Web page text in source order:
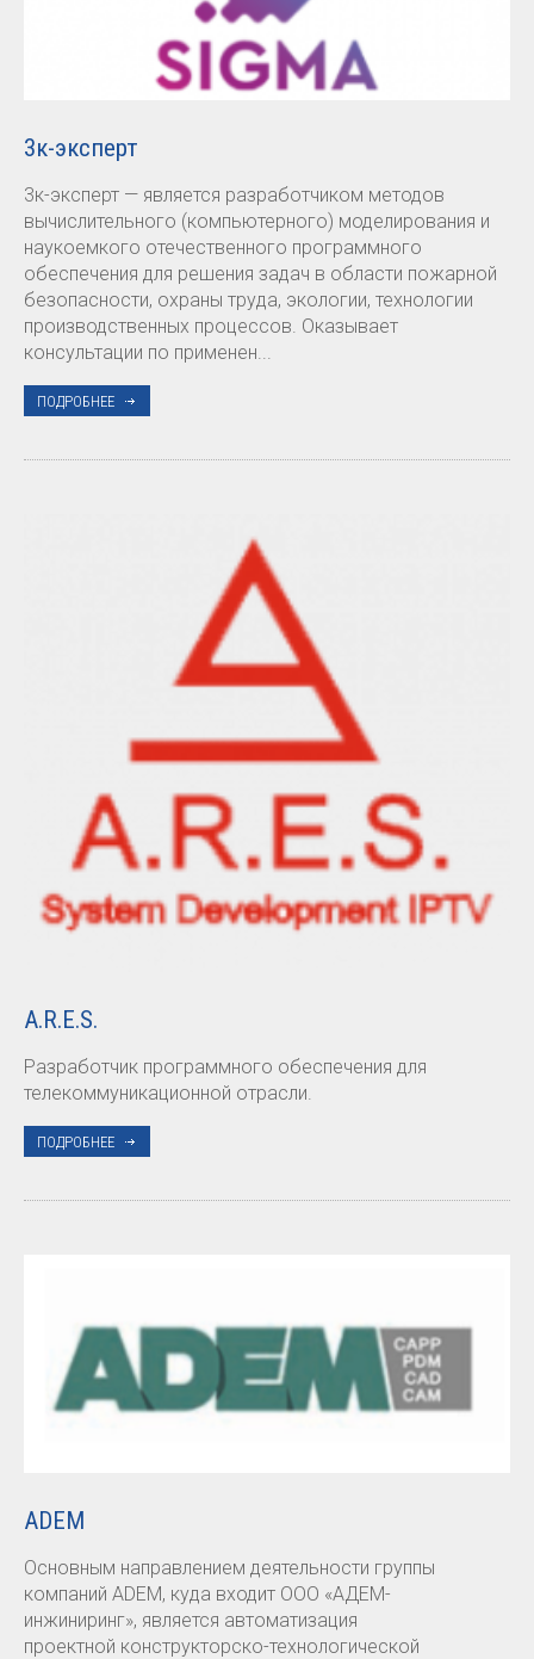
3к-эксперт
3к-эксперт — является разработчиком методов
вычислительного (компьютерного) моделирования и
наукоемкого отечественного программного
обеспечения для решения задач в области пожарной
безопасности, охраны труда, экологии, технологии
производственных процессов. Оказывает
консультации по применен...
ПОДРОБНЕЕ
A.R.E.S.
Разработчик программного обеспечения для
телекоммуникационной отрасли.
ПОДРОБНЕЕ
ADEM
Основным направлением деятельности группы
компаний ADEM, куда входит ООО «АДЕМ-
инжиниринг», является автоматизация
проектной конструкторско-технологической